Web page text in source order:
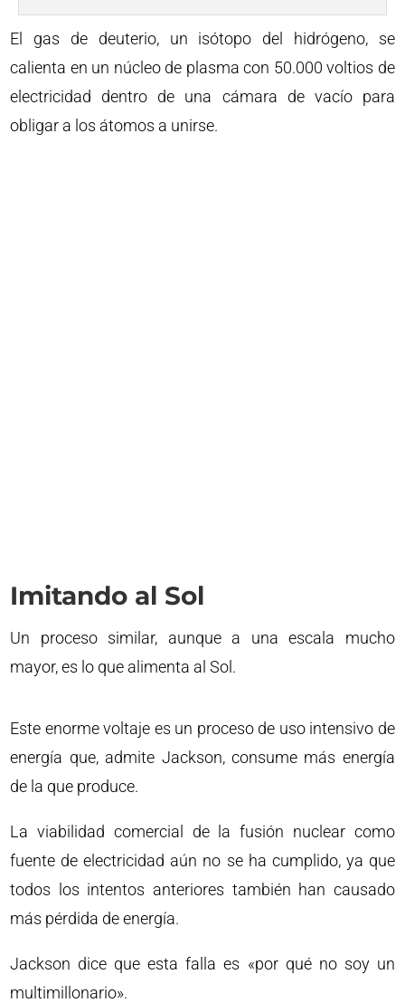
El gas de deuterio, un isótopo del hidrógeno, se
calienta en un núcleo de plasma con 50.000 voltios de
electricidad dentro de una cámara de vacío para
obligar a los átomos a unirse.
Imitando al Sol
Un proceso similar, aunque a una escala mucho
mayor, es lo que alimenta al Sol.
Este enorme voltaje es un proceso de uso intensivo de
energía que, admite Jackson, consume más energía
de la que produce.
La viabilidad comercial de la fusión nuclear como
fuente de electricidad aún no se ha cumplido, ya que
todos los intentos anteriores también han causado
más pérdida de energía.
Jackson dice que esta falla es «por qué no soy un
multimillonario».